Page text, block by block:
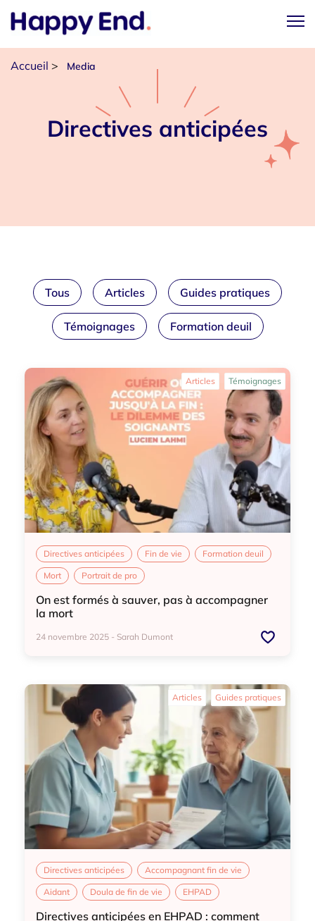
Accueil > Media
Directives anticipées
Tous Articles Guides pratiques
Témoignages Formation deuil
Directives anticipées Fin de vie Formation deuil
Mort Portrait de pro
On est formés à sauver, pas à accompagner
la mort
24 novembre 2025 - Sarah Dumont
Articles Témoignages
Mort Portrait de pro
Directives anticipées Accompagnant fin de vie
Aidant Doula de fin de vie EHPAD
Directives anticipées en EHPAD : comment
Articles Guides pratiques